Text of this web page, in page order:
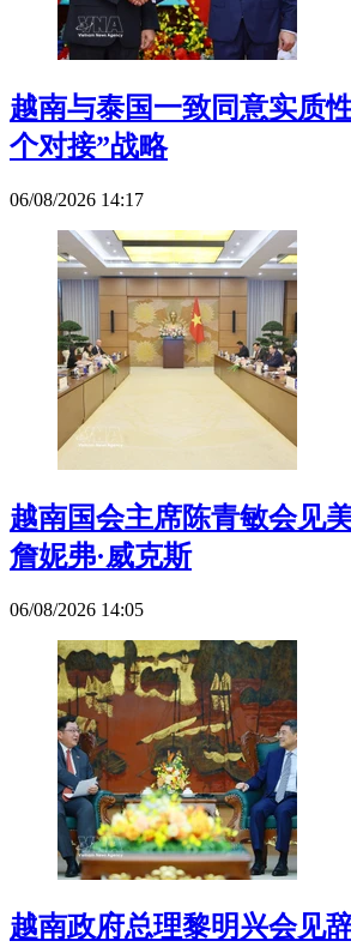
越南与泰国一致同意实质
个对接”战略
06/08/2026 14:17
越南国会主席陈青敏会见
詹妮弗·威克斯
06/08/2026 14:05
越南政府总理黎明兴会见